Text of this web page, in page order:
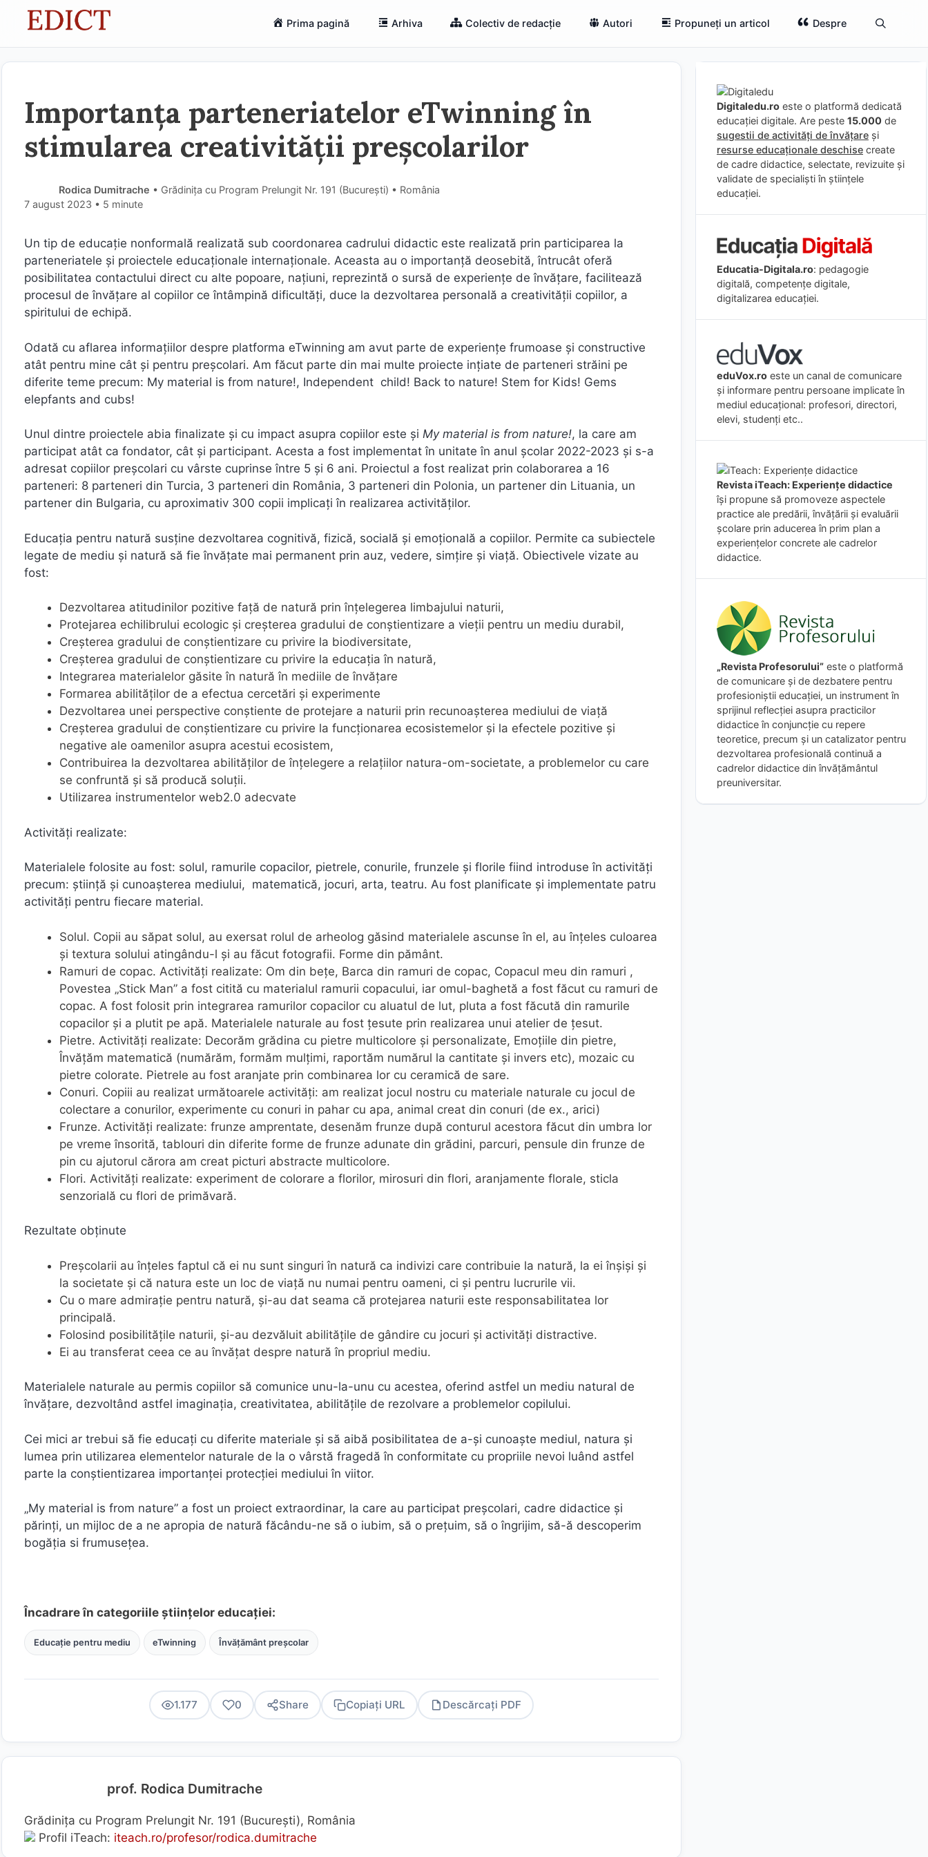
Prima pagină Arhiva Colectiv de redacție Autori Propuneți un articol Despre
Importanța parteneriatelor eTwinning în
stimularea creativității preșcolarilor
Rodica Dumitrache • Grădinița cu Program Prelungit Nr. 191 (Bucureşti) • România
7 august 2023 • 5 minute
Un tip de educație nonformală realizată sub coordonarea cadrului didactic este realizată prin participarea la
parteneriatele și proiectele educaționale internaționale. Aceasta au o importanță deosebită, întrucât oferă
posibilitatea contactului direct cu alte popoare, națiuni, reprezintă o sursă de experienţe de învățare, facilitează
procesul de învățare al copiilor ce întâmpină dificultăţi, duce la dezvoltarea personală a creativității copiilor, a
spiritului de echipă.
Odată cu aflarea informațiilor despre platforma eTwinning am avut parte de experiențe frumoase și constructive
atât pentru mine cât și pentru preșcolari. Am făcut parte din mai multe proiecte ințiate de parteneri străini pe
diferite teme precum: My material is from nature!, Independent child! Back to nature! Stem for Kids! Gems
elepfants and cubs!
Unul dintre proiectele abia finalizate și cu impact asupra copiilor este și My material is from nature!, la care am
participat atât ca fondator, cât și participant. Acesta a fost implementat în unitate în anul școlar 2022-2023 și s-a
adresat copiilor preșcolari cu vârste cuprinse între 5 și 6 ani. Proiectul a fost realizat prin colaborarea a 16
parteneri: 8 parteneri din Turcia, 3 parteneri din România, 3 parteneri din Polonia, un partener din Lituania, un
partener din Bulgaria, cu aproximativ 300 copii implicați în realizarea activităților.
Educația pentru natură susține dezvoltarea cognitivă, fizică, socială și emoțională a copiilor. Permite ca subiectele
legate de mediu și natură să fie învățate mai permanent prin auz, vedere, simțire și viață. Obiectivele vizate au
fost:
Dezvoltarea atitudinilor pozitive față de natură prin înțelegerea limbajului naturii,
Protejarea echilibrului ecologic și creșterea gradului de conștientizare a vieții pentru un mediu durabil,
Creșterea gradului de conștientizare cu privire la biodiversitate,
Creșterea gradului de conștientizare cu privire la educația în natură,
Integrarea materialelor găsite în natură în mediile de învățare
Formarea abilităților de a efectua cercetări și experimente
Dezvoltarea unei perspective conștiente de protejare a naturii prin recunoașterea mediului de viață
Creșterea gradului de conștientizare cu privire la funcționarea ecosistemelor și la efectele pozitive și
negative ale oamenilor asupra acestui ecosistem,
Contribuirea la dezvoltarea abilităților de înțelegere a relațiilor natura-om-societate, a problemelor cu care
se confruntă și să producă soluții.
Utilizarea instrumentelor web2.0 adecvate
Activități realizate:
Materialele folosite au fost: solul, ramurile copacilor, pietrele, conurile, frunzele și florile fiind introduse în activități
precum: știință și cunoașterea mediului, matematică, jocuri, arta, teatru. Au fost planificate și implementate patru
activități pentru fiecare material.
Solul. Copii au săpat solul, au exersat rolul de arheolog găsind materialele ascunse în el, au înțeles culoarea
și textura solului atingându-l și au făcut fotografii. Forme din pământ.
Ramuri de copac. Activități realizate: Om din bețe, Barca din ramuri de copac, Copacul meu din ramuri ,
Povestea „Stick Man” a fost citită cu materialul ramurii copacului, iar omul-baghetă a fost făcut cu ramuri de
copac. A fost folosit prin integrarea ramurilor copacilor cu aluatul de lut, pluta a fost făcută din ramurile
copacilor și a plutit pe apă. Materialele naturale au fost țesute prin realizarea unui atelier de țesut.
Pietre. Activități realizate: Decorăm grădina cu pietre multicolore și personalizate, Emoțiile din pietre,
Învățăm matematică (numărăm, formăm mulțimi, raportăm numărul la cantitate și invers etc), mozaic cu
pietre colorate. Pietrele au fost aranjate prin combinarea lor cu ceramică de sare.
Conuri. Copiii au realizat următoarele activități: am realizat jocul nostru cu materiale naturale cu jocul de
colectare a conurilor, experimente cu conuri in pahar cu apa, animal creat din conuri (de ex., arici)
Frunze. Activități realizate: frunze amprentate, desenăm frunze după conturul acestora făcut din umbra lor
pe vreme însorită, tablouri din diferite forme de frunze adunate din grădini, parcuri, pensule din frunze de
pin cu ajutorul cărora am creat picturi abstracte multicolore.
Flori. Activități realizate: experiment de colorare a florilor, mirosuri din flori, aranjamente florale, sticla
senzorială cu flori de primăvară.
Rezultate obținute
Preșcolarii au înțeles faptul că ei nu sunt singuri în natură ca indivizi care contribuie la natură, la ei înșiși și
la societate și că natura este un loc de viață nu numai pentru oameni, ci și pentru lucrurile vii.
Cu o mare admirație pentru natură, și-au dat seama că protejarea naturii este responsabilitatea lor
principală.
Folosind posibilitățile naturii, și-au dezvăluit abilitățile de gândire cu jocuri și activități distractive.
Ei au transferat ceea ce au învățat despre natură în propriul mediu.
Materialele naturale au permis copiilor să comunice unu-la-unu cu acestea, oferind astfel un mediu natural de
învățare, dezvoltând astfel imaginația, creativitatea, abilitățile de rezolvare a problemelor copilului.
Cei mici ar trebui să fie educați cu diferite materiale și să aibă posibilitatea de a-și cunoaște mediul, natura și
lumea prin utilizarea elementelor naturale de la o vârstă fragedă în conformitate cu propriile nevoi luând astfel
parte la conștientizarea importanței protecției mediului în viitor.
„My material is from nature” a fost un proiect extraordinar, la care au participat preșcolari, cadre didactice și
părinți, un mijloc de a ne apropia de natură făcându-ne să o iubim, să o prețuim, să o îngrijim, să-ă descoperim
bogăția si frumusețea.
Încadrare în categoriile științelor educației:
Educație pentru mediu eTwinning Învățământ preșcolar
1.177 0 Share Copiați URL Descărcați PDF
prof. Rodica Dumitrache
Grădinița cu Program Prelungit Nr. 191 (Bucureşti), România
Profil iTeach: iteach.ro/profesor/rodica.dumitrache
Digitaledu.ro este o platformă dedicată
educației digitale. Are peste 15.000 de
sugestii de activități de învățare și
resurse educaționale deschise create
de cadre didactice, selectate, revizuite și
validate de specialiști în științele
educației.
Educatia-Digitala.ro: pedagogie
digitală, competențe digitale,
digitalizarea educației.
eduVox.ro este un canal de comunicare
și informare pentru persoane implicate în
mediul educațional: profesori, directori,
elevi, studenți etc..
Revista iTeach: Experienţe didactice
îşi propune să promoveze aspectele
practice ale predării, învăţării şi evaluării
şcolare prin aducerea în prim plan a
experienţelor concrete ale cadrelor
didactice.
„Revista Profesorului” este o platformă
de comunicare și de dezbatere pentru
profesioniștii educației, un instrument în
sprijinul reflecției asupra practicilor
didactice în conjuncție cu repere
teoretice, precum și un catalizator pentru
dezvoltarea profesională continuă a
cadrelor didactice din învățământul
preuniversitar.